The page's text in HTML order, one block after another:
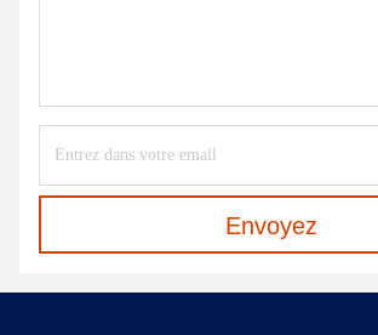
Envoyez